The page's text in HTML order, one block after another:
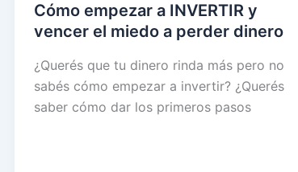
Cómo empezar a INVERTIR y
vencer el miedo a perder dinero
¿Querés que tu dinero rinda más pero no
sabés cómo empezar a invertir? ¿Querés
saber cómo dar los primeros pasos